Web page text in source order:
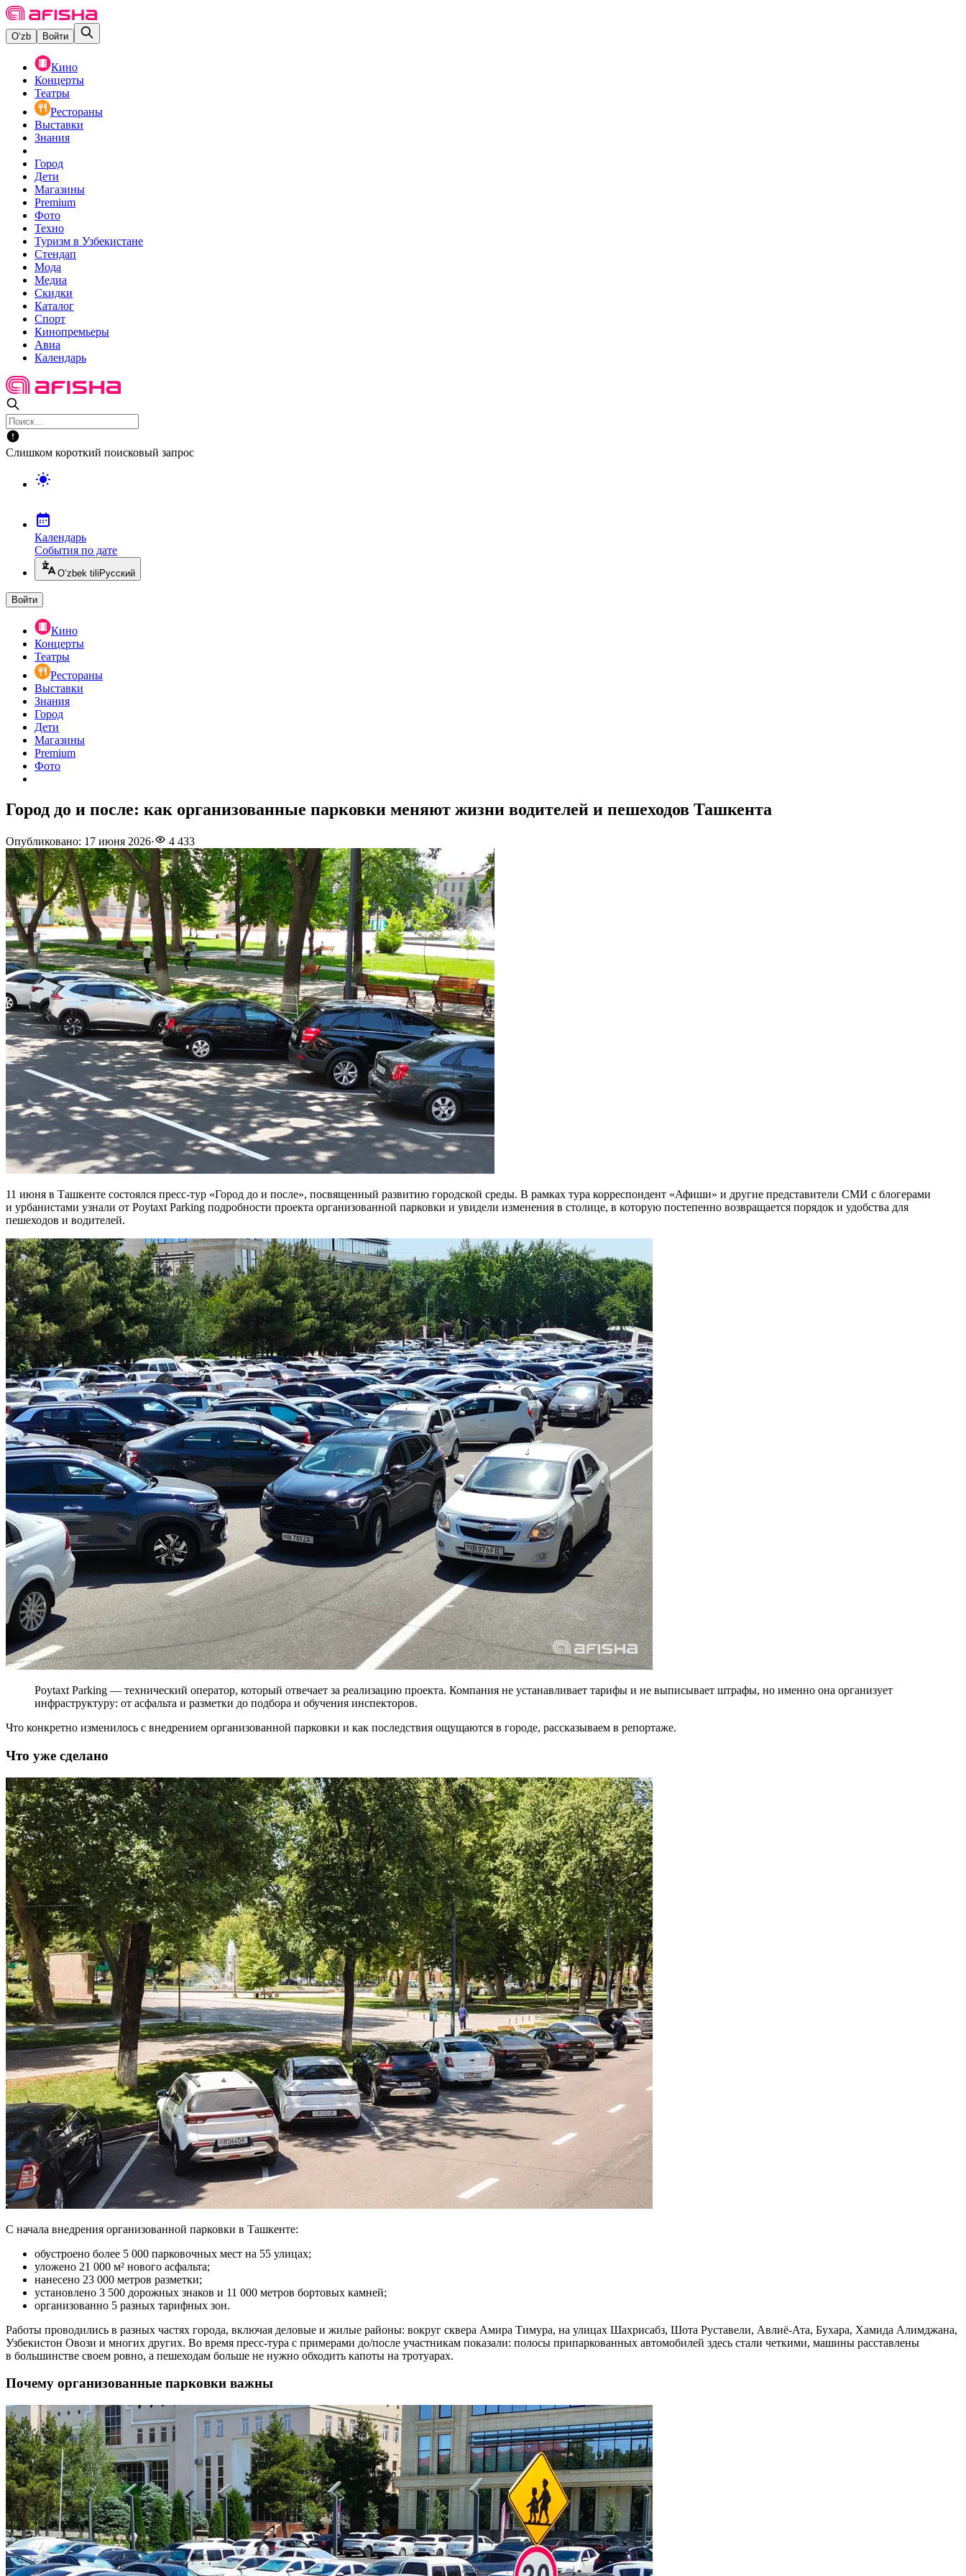
O‘zb Войти
Кино
Концерты
Театры
Рестораны
Выставки
Знания
Город
Дети
Магазины
Premium
Фото
Техно
Туризм в Узбекистане
Стендап
Мода
Медиа
Скидки
Каталог
Спорт
Кинопремьеры
Авиа
Календарь
Слишком короткий поисковый запрос
Календарь
События по дате
O’zbek tili Русский
Войти
Кино
Концерты
Театры
Рестораны
Выставки
Знания
Город
Дети
Магазины
Premium
Фото
Город до и после: как организованные парковки меняют жизни водителей и пешеходов Ташкента
Опубликовано: 17 июня 2026· 4 433
11 июня в Ташкенте состоялся пресс-тур «Город до и после», посвященный развитию городской среды. В рамках тура корреспондент «Афиши» и другие представители СМИ с блогерами
и урбанистами узнали от Poytaxt Parking подробности проекта организованной парковки и увидели изменения в столице, в которую постепенно возвращается порядок и удобства для
пешеходов и водителей.
Poytaxt Parking — технический оператор, который отвечает за реализацию проекта. Компания не устанавливает тарифы и не выписывает штрафы, но именно она организует
инфраструктуру: от асфальта и разметки до подбора и обучения инспекторов.
Что конкретно изменилось с внедрением организованной парковки и как последствия ощущаются в городе, рассказываем в репортаже.
Что уже сделано
С начала внедрения организованной парковки в Ташкенте:
обустроено более 5 000 парковочных мест на 55 улицах;
уложено 21 000 м² нового асфальта;
нанесено 23 000 метров разметки;
установлено 3 500 дорожных знаков и 11 000 метров бортовых камней;
организованно 5 разных тарифных зон.
Работы проводились в разных частях города, включая деловые и жилые районы: вокруг сквера Амира Тимура, на улицах Шахрисабз, Шота Руставели, Авлиё-Ата, Бухара, Хамида Алимджана,
Узбекистон Овози и многих других. Во время пресс-тура с примерами до/после участникам показали: полосы припаркованных автомобилей здесь стали четкими, машины расставлены
в большинстве своем ровно, а пешеходам больше не нужно обходить капоты на тротуарах.
Почему организованные парковки важны